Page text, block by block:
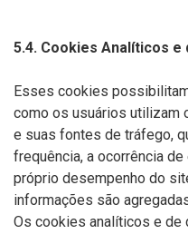
5.4. Cookies Analíticos e
Esses cookies
como os usuários utilizam
e suas fontes de tráfego,
frequência, a ocorrência
próprio desempenho do
informações são
Os cookies analíticos e de